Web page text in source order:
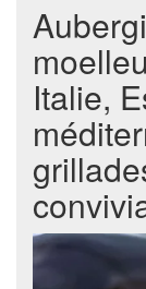
Italie,